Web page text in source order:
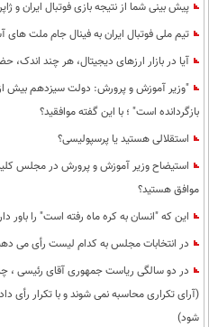
پیش بینی شما از نتیجه بازی فوتبال ایران و
تیم ملی فوتبال ایران به فینال جام ملت های
آیا در بازار ارزهای دیجیتال، هر چند اندک،
"وزیر آموزش و پرورش: دولت سیزدهم بیش از
بازگردانده است" ؛ با این گفته موافقید؟
استقلالی هستید یا پرسپولیسی؟
استیضاح وزیر آموزش و پرورش در مجلس
موافق هستید؟
این که "انسان به کره ماه رفته است" را باور
در انتخابات مجلس به کدام لیست رأی می
در دو سالگی ریاست جمهوری آقای رئیسی ،
(آرای تکراری محاسبه نمی شوند و با تکرار رأی
شود)